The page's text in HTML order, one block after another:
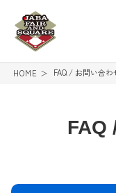
HOME FAQ / お問い合わ
FAQ